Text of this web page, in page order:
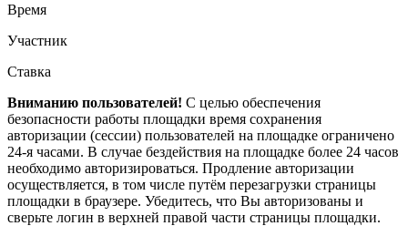
Время
Участник
Ставка
Вниманию пользователей! С целью обеспечения
безопасности работы площадки время сохранения
авторизации (сессии) пользователей на площадке ограничено
24-я часами. В случае бездействия на площадке более 24 часов
необходимо авторизироваться. Продление авторизации
осуществляется, в том числе путём перезагрузки страницы
площадки в браузере. Убедитесь, что Вы авторизованы и
сверьте логин в верхней правой части страницы площадки.